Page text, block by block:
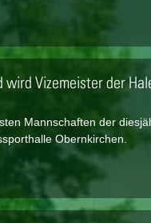
wird Vizemeister der
Mannschaften der
Obernkirchen.